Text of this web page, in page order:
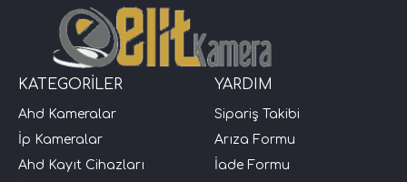
KATEGORİLER
Ahd Kameralar
İp Kameralar
Ahd Kayıt Cihazları
YARDIM
Sipariş Takibi
Arıza Formu
İade Formu